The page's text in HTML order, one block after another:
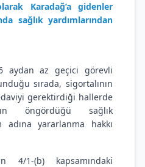
Karadağ’a gidenler
sağlık yardımlarından
aydan az geçici görevli
sırada, sigortalının
gerektirdiği hallerde
öngördüğü sağlık
yararlanma hakkı
4/1-(b) kapsamındaki